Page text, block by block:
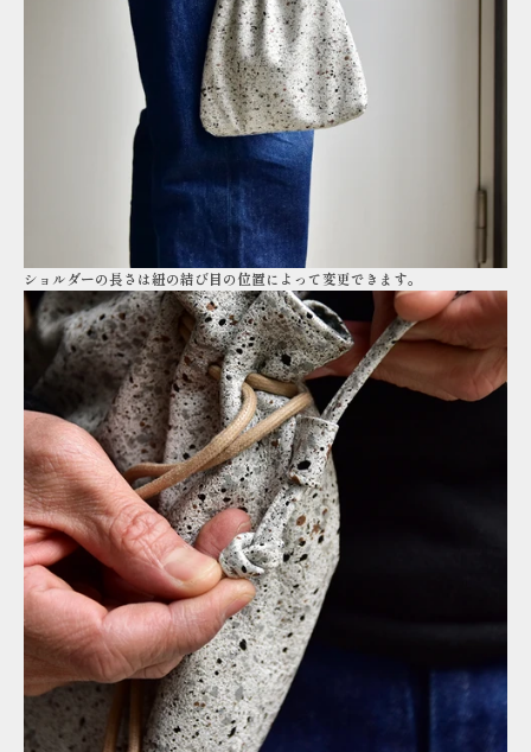
ショルダーの長さは紐の結び目の位置によって変更できます。